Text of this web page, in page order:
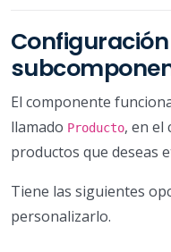
El componente
llamado Producto, en el
productos que deseas
Tiene las siguientes
personalizarlo.